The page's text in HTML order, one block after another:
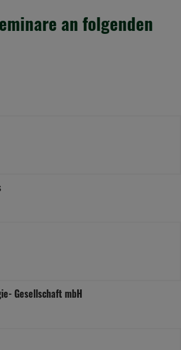
an folgenden
Gesellschaft mbH